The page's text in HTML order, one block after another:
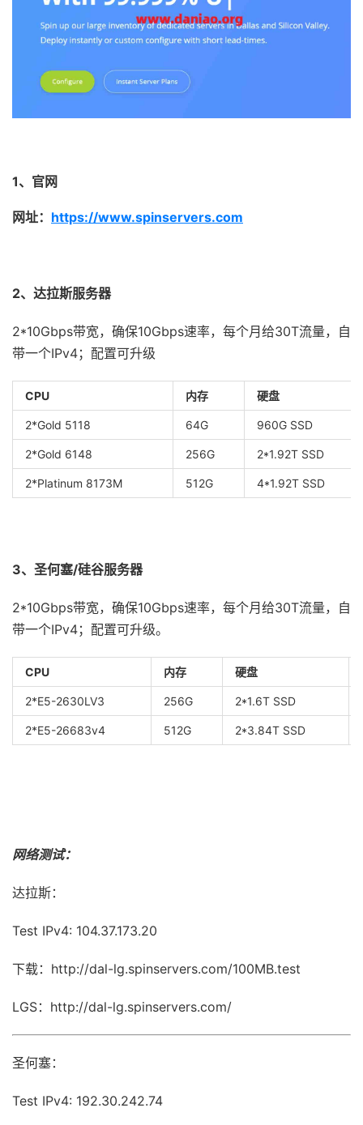
1、官网
网址： https://www.spinservers.com
2、达拉斯服务器
2*10Gbps带宽，确保10Gbps速率，每个月给30T流量，自
带一个IPv4；配置可升级
CPU 内存 硬盘
2*Gold 5118 64G 960G SSD
2*Gold 6148 256G 2*1.92T SSD
2*Platinum 8173M 512G 4*1.92T SSD
3、圣何塞/硅谷服务器
2*10Gbps带宽，确保10Gbps速率，每个月给30T流量，自
带一个IPv4；配置可升级。
CPU 内存 硬盘
2*E5-2630LV3 256G 2*1.6T SSD
2*E5-26683v4 512G 2*3.84T SSD
网络测试：
达拉斯：
Test IPv4: 104.37.173.20
下载：http://dal-lg.spinservers.com/100MB.test
LGS：http://dal-lg.spinservers.com/
圣何塞：
Test IPv4: 192.30.242.74